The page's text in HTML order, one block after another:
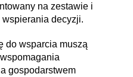
na zestawie i
decyzji.
do wsparcia muszą
gospodarstwem